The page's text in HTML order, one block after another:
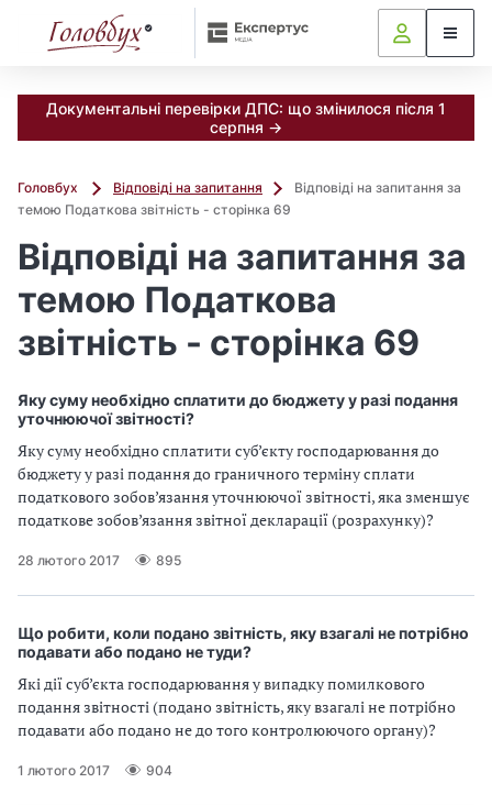
Документальні перевірки ДПС: що змінилося після 1
серпня →
Головбух Відповіді на запитання
Відповіді на запитання за
темою Податкова звітність - сторінка 69
Відповіді на запитання за
темою Податкова
звітність - сторінка 69
Яку суму необхідно сплатити до бюджету у разі подання
уточнюючої звітності?
Яку суму необхідно сплатити суб’єкту господарювання до
бюджету у разі подання до граничного терміну сплати
податкового зобов’язання уточнюючої звітності, яка зменшує
податкове зобов’язання звітної декларації (розрахунку)?
28 лютого 2017 895
Що робити, коли подано звітність, яку взагалі не потрібно
подавати або подано не туди?
Які дії суб’єкта господарювання у випадку помилкового
подання звітності (подано звітність, яку взагалі не потрібно
подавати або подано не до того контролюючого органу)?
1 лютого 2017 904